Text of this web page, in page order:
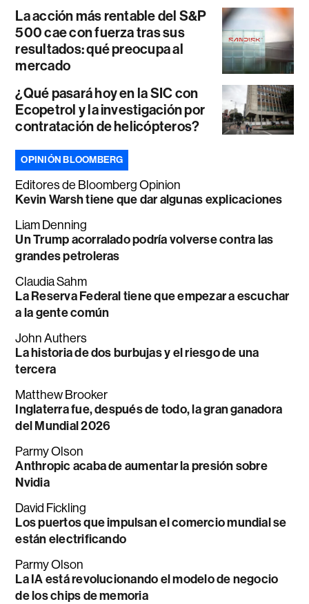
La acción más rentable del S&P
500 cae con fuerza tras sus
resultados: qué preocupa al
mercado
¿Qué pasará hoy en la SIC con
Ecopetrol y la investigación por
contratación de helicópteros?
OPINIÓN BLOOMBERG
Editores de Bloomberg Opinion
Kevin Warsh tiene que dar algunas explicaciones
Liam Denning
Un Trump acorralado podría volverse contra las
grandes petroleras
Claudia Sahm
La Reserva Federal tiene que empezar a escuchar
a la gente común
John Authers
La historia de dos burbujas y el riesgo de una
tercera
Matthew Brooker
Inglaterra fue, después de todo, la gran ganadora
del Mundial 2026
Parmy Olson
Anthropic acaba de aumentar la presión sobre
Nvidia
David Fickling
Los puertos que impulsan el comercio mundial se
están electrificando
Parmy Olson
La IA está revolucionando el modelo de negocio
de los chips de memoria